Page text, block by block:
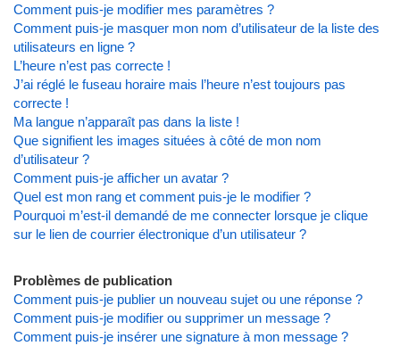
Comment puis-je modifier mes paramètres ?
Comment puis-je masquer mon nom d’utilisateur de la liste des
utilisateurs en ligne ?
L’heure n’est pas correcte !
J’ai réglé le fuseau horaire mais l’heure n’est toujours pas
correcte !
Ma langue n’apparaît pas dans la liste !
Que signifient les images situées à côté de mon nom
d’utilisateur ?
Comment puis-je afficher un avatar ?
Quel est mon rang et comment puis-je le modifier ?
Pourquoi m’est-il demandé de me connecter lorsque je clique
sur le lien de courrier électronique d’un utilisateur ?
Problèmes de publication
Comment puis-je publier un nouveau sujet ou une réponse ?
Comment puis-je modifier ou supprimer un message ?
Comment puis-je insérer une signature à mon message ?